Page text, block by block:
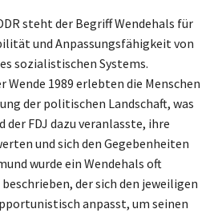
steht der Begriff Wendehals für
und Anpassungsfähigkeit von
sozialistischen Systems.
Wende 1989 erlebten die Menschen
der politischen Landschaft, was
der FDJ dazu veranlasste, ihre
und sich den Gegebenheiten
wurde ein Wendehals oft
der sich den jeweiligen
anpasst, um seinen